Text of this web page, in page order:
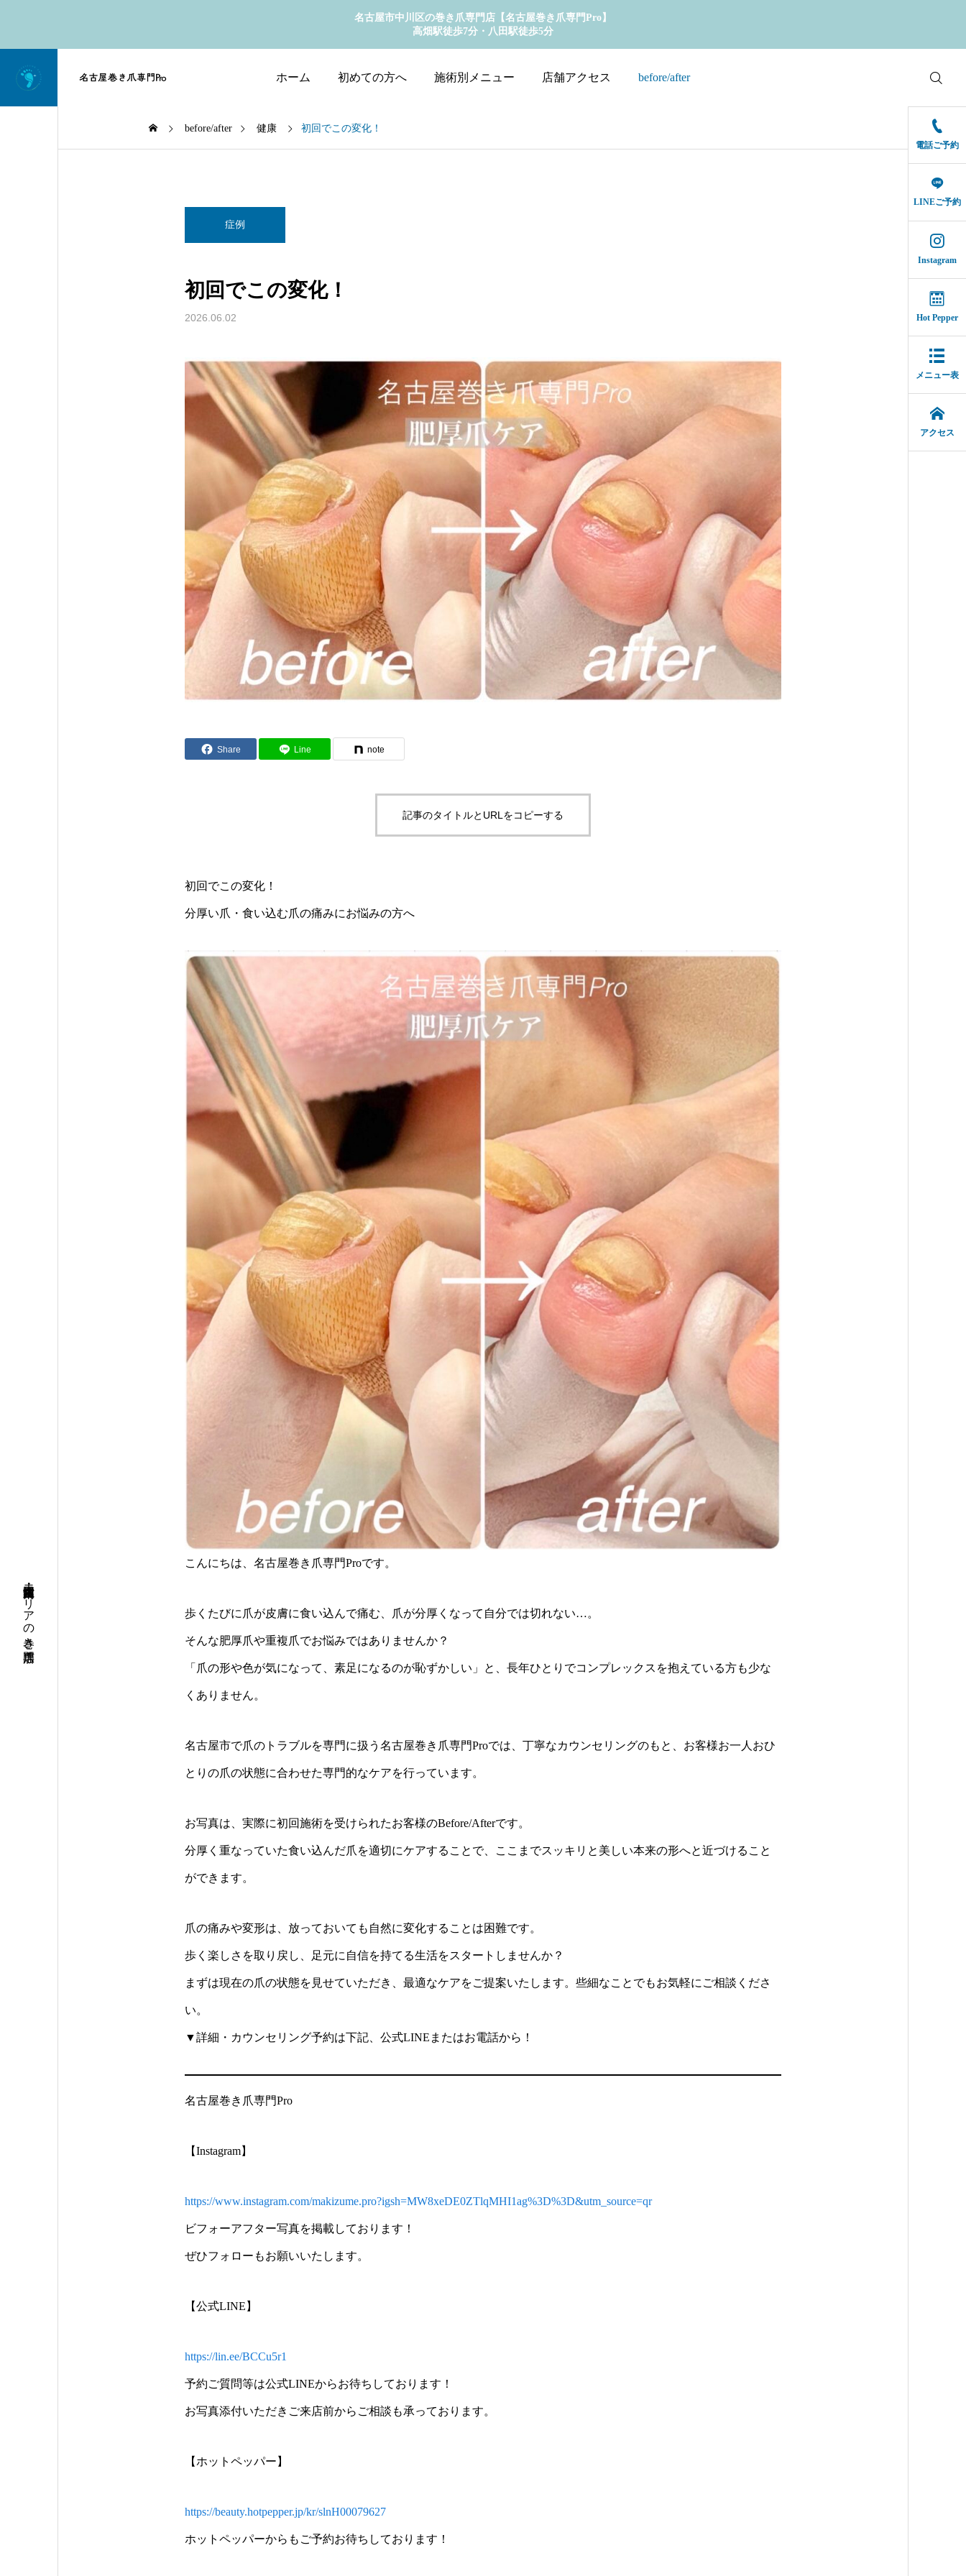
名古屋市中川区の巻き爪専門店【名古屋巻き爪専門Pro】
高畑駅徒歩7分・八田駅徒歩5分
ホーム 初めての方へ 施術別メニュー 店舗アクセス before/after
名古屋市中川区・高畑・八田エリアの巻き爪専門店
電話ご予約
LINEご予約
Instagram
Hot Pepper
メニュー表
アクセス
before/after 健康 初回でこの変化！
症例
初回でこの変化！
2026.06.02
Share Line note
記事のタイトルとURLをコピーする
初回でこの変化！
分厚い爪・食い込む爪の痛みにお悩みの方へ
こんにちは、名古屋巻き爪専門Proです。
歩くたびに爪が皮膚に食い込んで痛む、爪が分厚くなって自分では切れない…。
そんな肥厚爪や重複爪でお悩みではありませんか？
「爪の形や色が気になって、素足になるのが恥ずかしい」と、長年ひとりでコンプレックスを抱えている方も少な
くありません。
名古屋市で爪のトラブルを専門に扱う名古屋巻き爪専門Proでは、丁寧なカウンセリングのもと、お客様お一人おひ
とりの爪の状態に合わせた専門的なケアを行っています。
お写真は、実際に初回施術を受けられたお客様のBefore/Afterです。
分厚く重なっていた食い込んだ爪を適切にケアすることで、ここまでスッキリと美しい本来の形へと近づけること
ができます。
爪の痛みや変形は、放っておいても自然に変化することは困難です。
歩く楽しさを取り戻し、足元に自信を持てる生活をスタートしませんか？
まずは現在の爪の状態を見せていただき、最適なケアをご提案いたします。些細なことでもお気軽にご相談くださ
い。
▼詳細・カウンセリング予約は下記、公式LINEまたはお電話から！
名古屋巻き爪専門Pro
【Instagram】
https://www.instagram.com/makizume.pro?igsh=MW8xeDE0ZTlqMHI1ag%3D%3D&utm_source=qr
ビフォーアフター写真を掲載しております！
ぜひフォローもお願いいたします。
【公式LINE】
https://lin.ee/BCCu5r1
予約ご質問等は公式LINEからお待ちしております！
お写真添付いただきご来店前からご相談も承っております。
【ホットペッパー】
https://beauty.hotpepper.jp/kr/slnH00079627
ホットペッパーからもご予約お待ちしております！